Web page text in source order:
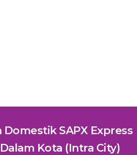
SAPX Express
Kota (Intra City)